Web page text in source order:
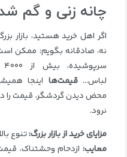
چانه زنی و گم
اگر اهل خرید هستید، بازار
لباس…قیمت‌ها اینجا
محض دیدن گردشگر، قیمت را
نرود.
مزایای خرید از بازار بزرگ:تنوع
معایب: ازدحام وحشتناک،